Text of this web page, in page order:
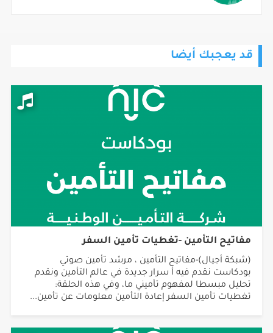
قد يعجبك أيضا
مفاتيح التأمين -تغطيات تأمين السفر
(شبكة أجيال)-مفاتيح التأمين ، مرشد تأمين صوتي
بودكاست نقدم فيه أ سرار جديدة في عالم التأمين ونقدم
تحليل مبسطا لمفهوم تأميني ما، وفي هذه الحلقة:
تغطيات تأمين السفر إعادة التأمين معلومات عن تأمين...